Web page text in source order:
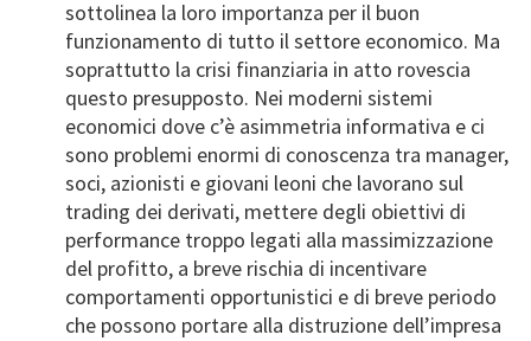
sottolinea la loro importanza per il buon
funzionamento di tutto il settore economico. Ma
soprattutto la crisi finanziaria in atto rovescia
questo presupposto. Nei moderni sistemi
economici dove c’è asimmetria informativa e ci
sono problemi enormi di conoscenza tra manager,
soci, azionisti e giovani leoni che lavorano sul
trading dei derivati, mettere degli obiettivi di
performance troppo legati alla massimizzazione
del profitto, a breve rischia di incentivare
comportamenti opportunistici e di breve periodo
che possono portare alla distruzione dell’impresa